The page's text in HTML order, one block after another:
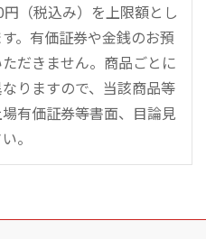
（税込み）を上限額とし
。有価証券や金銭のお預
だきません。商品ごとに
りますので、当該商品等
有価証券等書面、目論見
。